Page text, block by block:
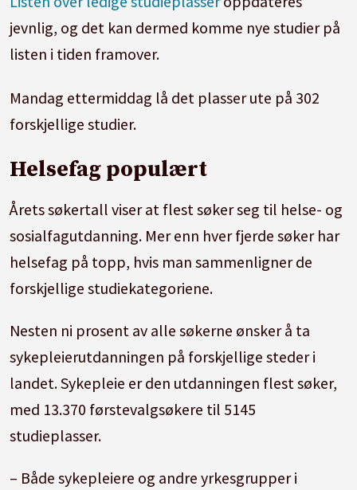
jevnlig, og det kan dermed komme nye studier på
listen i tiden framover.
Mandag ettermiddag lå det plasser ute på 302
forskjellige studier.
Helsefag populært
Årets søkertall viser at flest søker seg til helse- og
sosialfagutdanning. Mer enn hver fjerde søker har
helsefag på topp, hvis man sammenligner de
forskjellige studiekategoriene.
Nesten ni prosent av alle søkerne ønsker å ta
sykepleierutdanningen på forskjellige steder i
landet. Sykepleie er den utdanningen flest søker,
med 13.370 førstevalgsøkere til 5145
studieplasser.
– Både sykepleiere og andre yrkesgrupper i